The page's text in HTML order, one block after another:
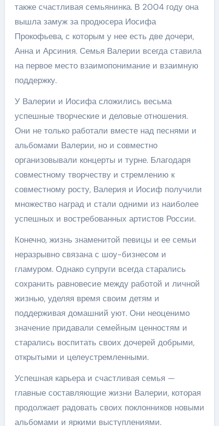
также счастливая семьянинка. В 2004 году она
вышла замуж за продюсера Иосифа
Прокофьева, с которым у нее есть две дочери,
Анна и Арсиния. Семья Валерии всегда ставила
на первое место взаимопонимание и взаимную
поддержку.
У Валерии и Иосифа сложились весьма
успешные творческие и деловые отношения.
Они не только работали вместе над песнями и
альбомами Валерии, но и совместно
организовывали концерты и турне. Благодаря
совместному творчеству и стремлению к
совместному росту, Валерия и Иосиф получили
множество наград и стали одними из наиболее
успешных и востребованных артистов России.
Конечно, жизнь знаменитой певицы и ее семьи
неразрывно связана с шоу-бизнесом и
гламуром. Однако супруги всегда старались
сохранить равновесие между работой и личной
жизнью, уделяя время своим детям и
поддерживая домашний уют. Они неоценимо
значение придавали семейным ценностям и
старались воспитать своих дочерей добрыми,
открытыми и целеустремленными.
Успешная карьера и счастливая семья —
главные составляющие жизни Валерии, которая
продолжает радовать своих поклонников новыми
альбомами и яркими выступлениями.